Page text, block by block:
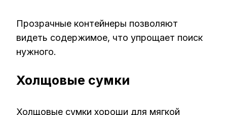
Прозрачные контейнеры позволяют
видеть содержимое, что упрощает поиск
нужного.
Холщовые сумки
Холщовые сумки хороши для мягкой